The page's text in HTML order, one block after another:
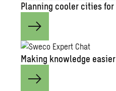
Plan­ning cooler cities
Mak­ing knowl­edge